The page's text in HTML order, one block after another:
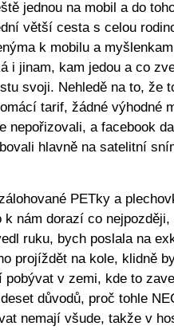
jednou na mobil a do
větší cesta s celou
k mobilu a
i jinam, kam jedou a co
svoji. Nehledě na to, že
tarif, žádné výhodné
nepořizovali, a facebook
hlavně na satelitní
PETky a
k nám dorazí co
ruku, bych poslala na
projíždět na kole, klidně
v zemi, kde to
důvodů, proč tohle
nemají všude, takže v